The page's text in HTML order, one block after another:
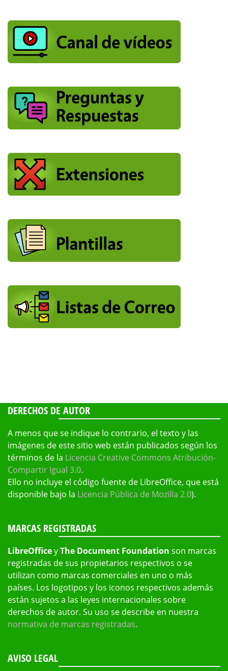
DERECHOS DE AUTOR
A menos que se indique lo contrario, el texto y las
imágenes de este sitio web están publicados según los
términos de la Licencia Creative Commons Atribución-
Compartir Igual 3.0.
Ello no incluye el código fuente de LibreOffice, que está
disponible bajo la Licencia Pública de Mozilla 2.0).
MARCAS REGISTRADAS
LibreOfficeyThe Document Foundation son marcas
registradas de sus propietarios respectivos o se
utilizan como marcas comerciales en uno o más
países. Los logotipos y los iconos respectivos además
están sujetos a las leyes internacionales sobre
derechos de autor. Su uso se describe en nuestra
normativa de marcas registradas.
AVISO LEGAL